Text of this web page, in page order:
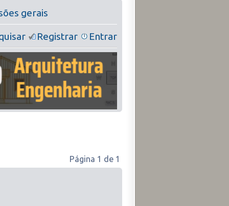
gerais
Registrar Entrar
Página 1 de 1